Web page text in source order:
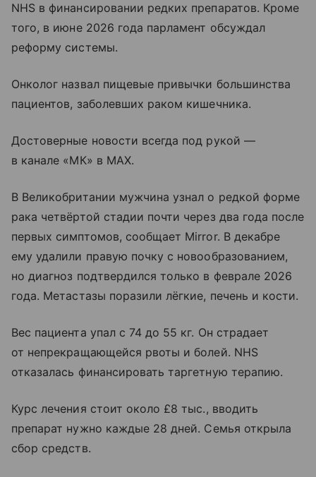
NHS в финансировании редких препаратов. Кроме
того, в июне 2026 года парламент обсуждал
реформу системы.
Онколог назвал пищевые привычки большинства
пациентов, заболевших раком кишечника.
Достоверные новости всегда под рукой —
в канале «МК» в MAX.
В Великобритании мужчина узнал о редкой форме
рака четвёртой стадии почти через два года после
первых симптомов, сообщает Mirror. В декабре
ему удалили правую почку с новообразованием,
но диагноз подтвердился только в феврале 2026
года. Метастазы поразили лёгкие, печень и кости.
Вес пациента упал с 74 до 55 кг. Он страдает
от непрекращающейся рвоты и болей. NHS
отказалась финансировать таргетную терапию.
Курс лечения стоит около £8 тыс., вводить
препарат нужно каждые 28 дней. Семья открыла
сбор средств.